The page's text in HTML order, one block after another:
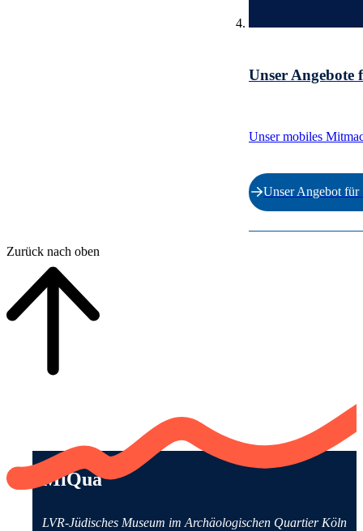
Unser Angebote
Unser mobiles
Unser Angebot für
Zurück nach oben
Anschrift und Kontaktinformationen
MiQua
LVR-Jüdisches Museum im Archäologischen Quartier Köln